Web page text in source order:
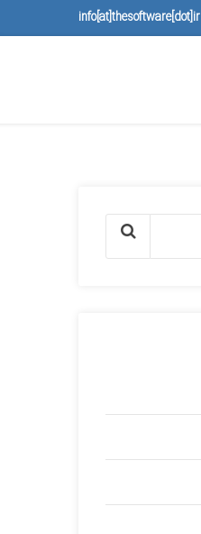
info[at]thesoftware[dot]ir